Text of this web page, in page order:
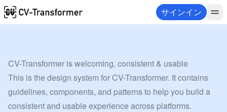
サインイン
CV-Transformer is welcoming, consistent & usable
This is the design system for CV-Transformer. It contains
guidelines, components, and patterns to help you build a
consistent and usable experience across platforms.